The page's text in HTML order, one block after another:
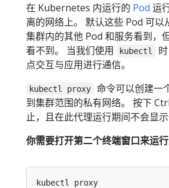
在 Kubernetes 内运行的 Pod 运
离的网络上。 默认这些 Pod 可
集群内的其他 Pod 和服务看到，
看不到。 当我们使用
kubectl
点交互与应用进行通信。
kubectl proxy
命令可以创建一
到集群范围的私有网络。 按下
止，且在此代理运行期间不会显示
你需要打开第二个终端窗口来运行